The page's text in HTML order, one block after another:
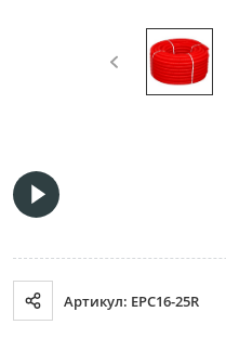
Артикул: EPC16-25R